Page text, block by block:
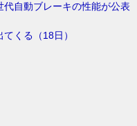
自動ブレーキの性能が公表
くる（18日）